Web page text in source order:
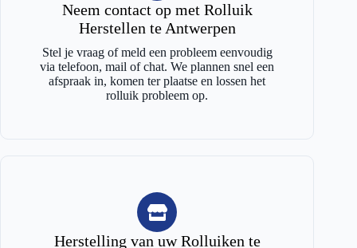
Neem contact op met Rolluik
Herstellen te Antwerpen
Stel je vraag of meld een probleem eenvoudig
via telefoon, mail of chat. We plannen snel een
afspraak in, komen ter plaatse en lossen het
rolluik probleem op.
Herstelling van uw Rolluiken te